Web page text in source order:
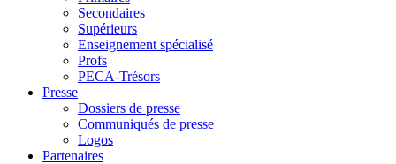
Secondaires
Supérieurs
Enseignement spécialisé
Profs
PECA-Trésors
Presse
Dossiers de presse
Communiqués de presse
Logos
Partenaires